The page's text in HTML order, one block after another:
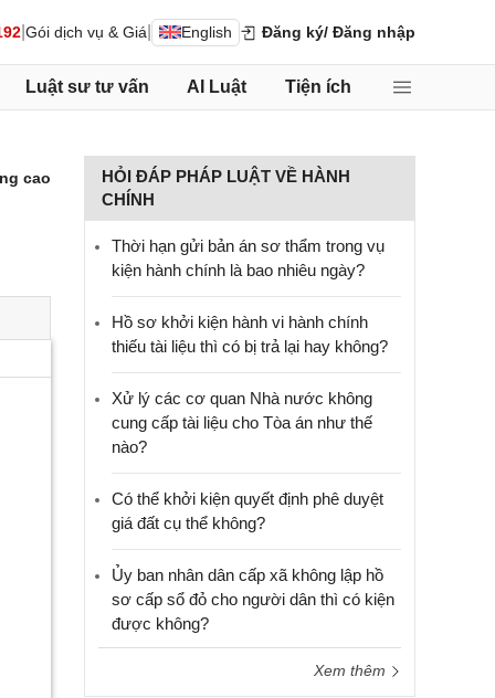
Gói dịch vụ & Giá English Đăng ký/ Đăng nhập
Luật sư tư vấn AI Luật Tiện ích
cao
HỎI ĐÁP PHÁP LUẬT VỀ HÀNH
CHÍNH
Thời hạn gửi bản án sơ thẩm trong vụ
kiện hành chính là bao nhiêu ngày?
Hồ sơ khởi kiện hành vi hành chính
thiếu tài liệu thì có bị trả lại hay không?
Xử lý các cơ quan Nhà nước không
cung cấp tài liệu cho Tòa án như thế
nào?
Có thể khởi kiện quyết định phê duyệt
giá đất cụ thể không?
Ủy ban nhân dân cấp xã không lập hồ
sơ cấp sổ đỏ cho người dân thì có kiện
được không?
Xem thêm